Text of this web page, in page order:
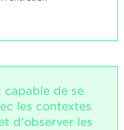
de se
les contextes
d'observer les